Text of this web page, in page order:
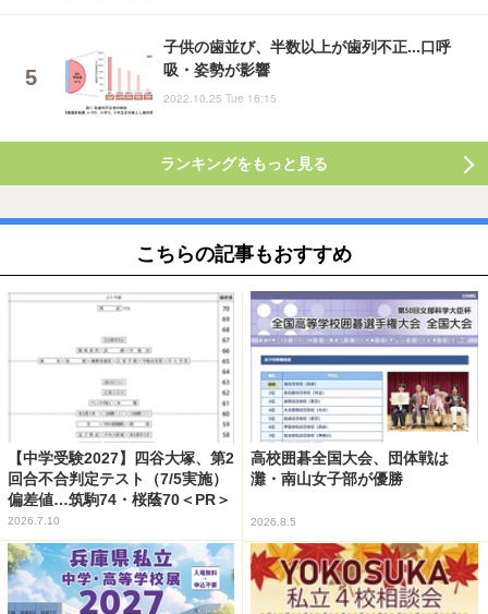
子供の歯並び、半数以上が歯列不正...口呼
吸・姿勢が影響
2022.10.25 Tue 16:15
ランキングをもっと見る
こちらの記事もおすすめ
【中学受験2027】四谷大塚、第2
回合不合判定テスト（7/5実施）
偏差値…筑駒74・桜蔭70＜PR＞
2026.7.10
高校囲碁全国大会、団体戦は
灘・南山女子部が優勝
2026.8.5